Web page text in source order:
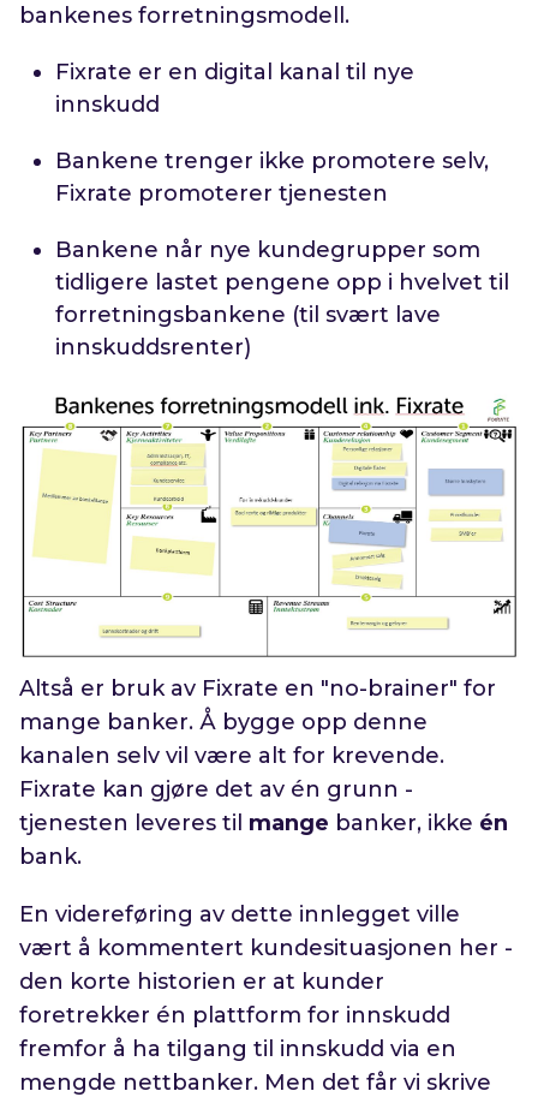
bankenes forretningsmodell.
Fixrate er en digital kanal til nye
innskudd
Bankene trenger ikke promotere selv,
Fixrate promoterer tjenesten
Bankene når nye kundegrupper som
tidligere lastet pengene opp i hvelvet til
forretningsbankene (til svært lave
innskuddsrenter)
Altså er bruk av Fixrate en "no-brainer" for
mange banker. Å bygge opp denne
kanalen selv vil være alt for krevende.
Fixrate kan gjøre det av én grunn -
tjenesten leveres til mange banker, ikke én
bank.
En videreføring av dette innlegget ville
vært å kommentert kundesituasjonen her -
den korte historien er at kunder
foretrekker én plattform for innskudd
fremfor å ha tilgang til innskudd via en
mengde nettbanker. Men det får vi skrive